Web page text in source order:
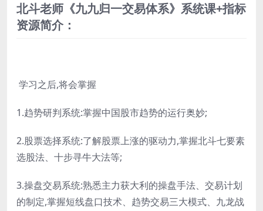
北斗老师《九九归一交易体系》系统课+指标
资源简介：
学习之后,将会掌握
1.趋势研判系统:掌握中国股市趋势的运行奥妙;
2.股票选择系统:了解股票上涨的驱动力,掌握北斗七要素
选股法、十步寻牛大法等;
3.操盘交易系统:熟悉主力获大利的操盘手法、交易计划
的制定,掌握短线盘口技术、趋势交易三大模式、九龙战